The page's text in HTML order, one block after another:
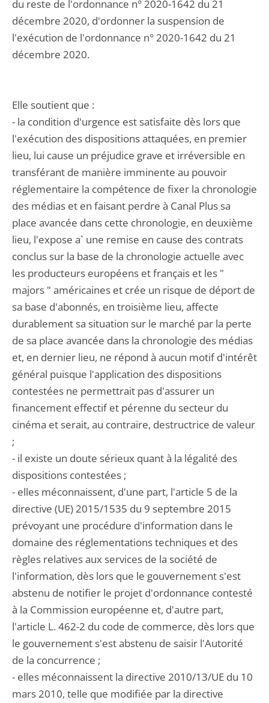
du reste de l'ordonnance n° 2020-1642 du 21
décembre 2020, d'ordonner la suspension de
l'exécution de l'ordonnance n° 2020-1642 du 21
décembre 2020.
Elle soutient que :
- la condition d'urgence est satisfaite dès lors que
l'exécution des dispositions attaquées, en premier
lieu, lui cause un préjudice grave et irréversible en
transférant de manière imminente au pouvoir
réglementaire la compétence de fixer la chronologie
des médias et en faisant perdre à Canal Plus sa
place avancée dans cette chronologie, en deuxième
lieu, l'expose a` une remise en cause des contrats
conclus sur la base de la chronologie actuelle avec
les producteurs européens et français et les "
majors " américaines et crée un risque de déport de
sa base d'abonnés, en troisième lieu, affecte
durablement sa situation sur le marché par la perte
de sa place avancée dans la chronologie des médias
et, en dernier lieu, ne répond à aucun motif d'intérêt
général puisque l'application des dispositions
contestées ne permettrait pas d'assurer un
financement effectif et pérenne du secteur du
cinéma et serait, au contraire, destructrice de valeur
;
- il existe un doute sérieux quant à la légalité des
dispositions contestées ;
- elles méconnaissent, d'une part, l'article 5 de la
directive (UE) 2015/1535 du 9 septembre 2015
prévoyant une procédure d'information dans le
domaine des réglementations techniques et des
règles relatives aux services de la société de
l'information, dès lors que le gouvernement s'est
abstenu de notifier le projet d'ordonnance contesté
à la Commission européenne et, d'autre part,
l'article L. 462-2 du code de commerce, dès lors que
le gouvernement s'est abstenu de saisir l'Autorité
de la concurrence ;
- elles méconnaissent la directive 2010/13/UE du 10
mars 2010, telle que modifiée par la directive